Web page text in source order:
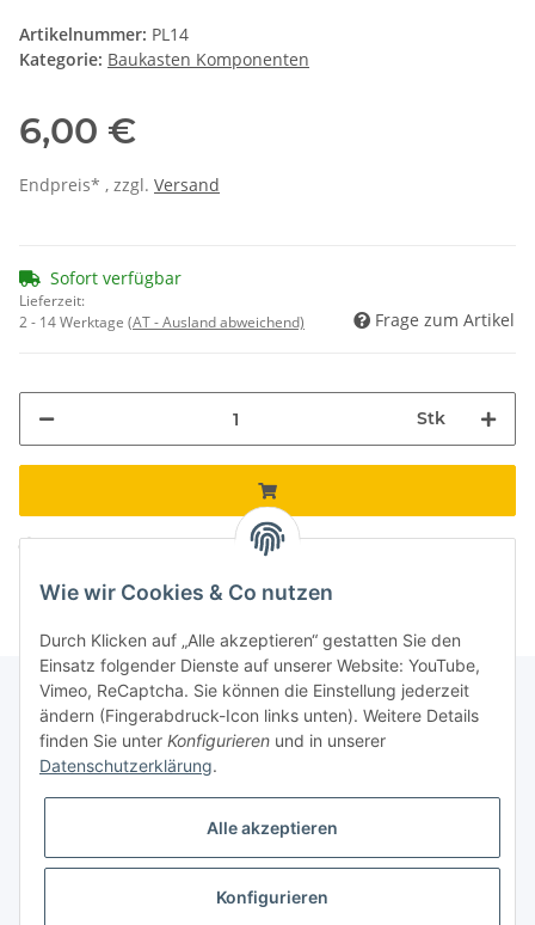
Artikelnummer: PL14
Kategorie: Baukasten Komponenten
6,00 €
Endpreis* , zzgl. Versand
Sofort verfügbar
Lieferzeit:
2 - 14 Werktage (AT - Ausland abweichend) Frage zum Artikel
Stk
Loading... Komponenten werden geladen ...
Informationen
Galerie
Wie wir Cookies & Co nutzen
Durch Klicken auf „Alle akzeptieren“ gestatten Sie den
Einsatz folgender Dienste auf unserer Website: YouTube,
Vimeo, ReCaptcha. Sie können die Einstellung jederzeit
ändern (Fingerabdruck-Icon links unten). Weitere Details
finden Sie unter Konfigurieren und in unserer
Datenschutzerklärung.
Alle akzeptieren
Konfigurieren